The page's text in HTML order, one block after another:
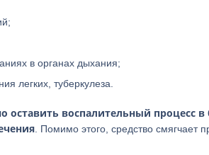
в органах дыхания;
легких, туберкулеза.
оставить воспалительный процесс
. Помимо этого, средство